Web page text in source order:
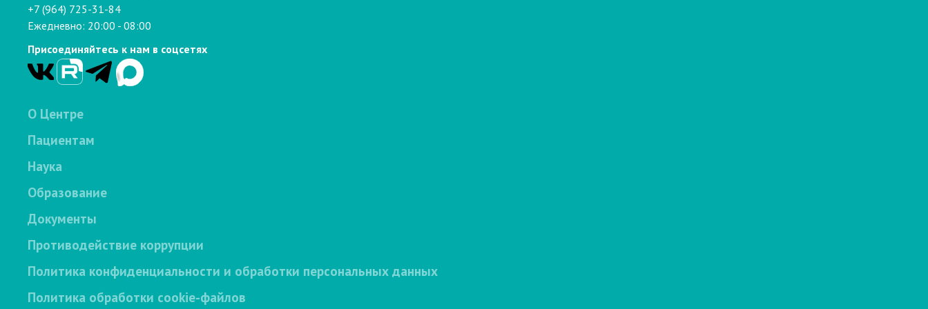
+7 (964) 725-31-84
Ежедневно: 20:00 - 08:00
Присоединяйтесь к нам в соцсетях
О Центре
Пациентам
Наука
Образование
Документы
Противодействие коррупции
Политика конфиденциальности и обработки персональных данных
Политика обработки cookie-файлов